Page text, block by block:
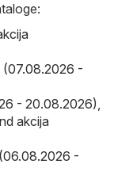
(07.08.2026 -
- 20.08.2026),
akcija
-